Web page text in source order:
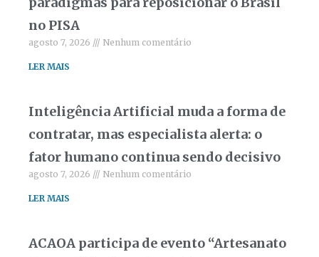
no PISA
agosto 7, 2026 Nenhum comentário
LER MAIS
Inteligência Artificial muda a forma de
contratar, mas especialista alerta: o
fator humano continua sendo decisivo
agosto 7, 2026 Nenhum comentário
LER MAIS
ACAOA participa de evento “Artesanato